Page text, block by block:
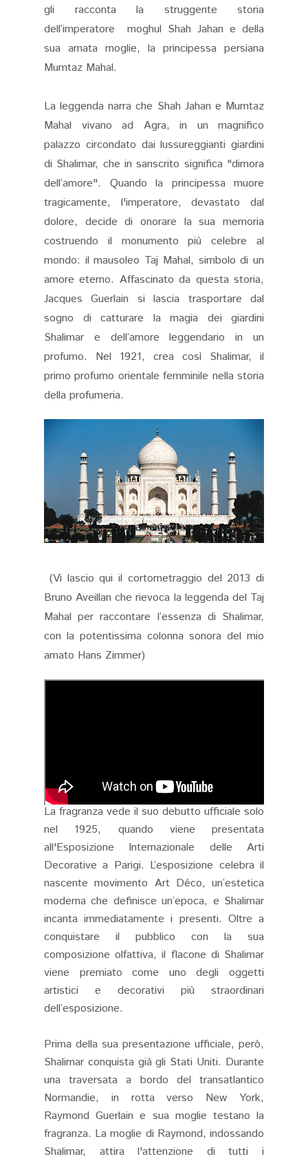
gli racconta la struggente storia
dell’imperatore moghul Shah Jahan e della
sua amata moglie, la principessa persiana
Mumtaz Mahal.
La leggenda narra che Shah Jahan e Mumtaz
Mahal vivano ad Agra, in un magnifico
palazzo circondato dai lussureggianti giardini
di Shalimar, che in sanscrito significa "dimora
dell’amore". Quando la principessa muore
tragicamente, l'imperatore, devastato dal
dolore, decide di onorare la sua memoria
costruendo il monumento più celebre al
mondo: il mausoleo Taj Mahal, simbolo di un
amore eterno. Affascinato da questa storia,
Jacques Guerlain si lascia trasportare dal
sogno di catturare la magia dei giardini
Shalimar e dell’amore leggendario in un
profumo. Nel 1921, crea così Shalimar, il
primo profumo orientale femminile nella storia
della profumeria.
(Vi lascio qui il cortometraggio del 2013 di
Bruno Aveillan che rievoca la leggenda del Taj
Mahal per raccontare l’essenza di Shalimar,
con la potentissima colonna sonora del mio
amato Hans Zimmer)
La fragranza vede il suo debutto ufficiale solo
nel 1925, quando viene presentata
all'Esposizione Internazionale delle Arti
Decorative a Parigi. L’esposizione celebra il
nascente movimento Art Déco, un’estetica
moderna che definisce un’epoca, e Shalimar
incanta immediatamente i presenti. Oltre a
conquistare il pubblico con la sua
composizione olfattiva, il flacone di Shalimar
viene premiato come uno degli oggetti
artistici e decorativi più straordinari
dell’esposizione.
Prima della sua presentazione ufficiale, però,
Shalimar conquista già gli Stati Uniti. Durante
una traversata a bordo del transatlantico
Normandie, in rotta verso New York,
Raymond Guerlain e sua moglie testano la
fragranza. La moglie di Raymond, indossando
Shalimar, attira l'attenzione di tutti i